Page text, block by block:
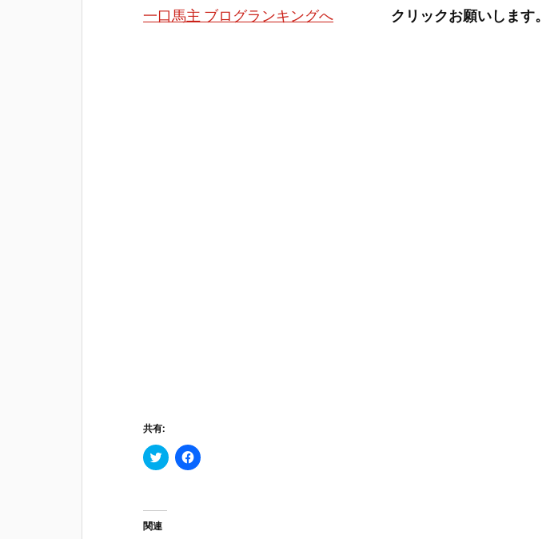
一口馬主 ブログランキングへ クリックお願いします。
共有:
ク
リ
て
F
a
関連